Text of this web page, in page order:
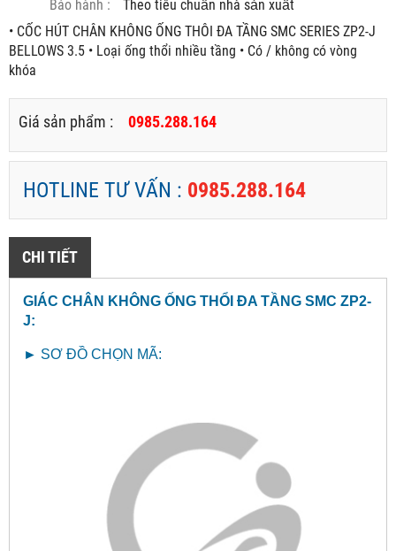
Bảo hành :
Theo tiêu chuẩn nhà sản xuất
• CỐC HÚT CHÂN KHÔNG ỐNG THÔI ĐA TẦNG SMC SERIES ZP2-J
BELLOWS 3.5 • Loại ống thổi nhiều tầng • Có / không có vòng
khóa
Giá sản phẩm : 0985.288.164
HOTLINE TƯ VẤN : 0985.288.164
CHI TIẾT
GIÁC CHÂN KHÔNG ỐNG THỔI ĐA TẦNG SMC ZP2-
J:
► SƠ ĐỒ CHỌN MÃ: